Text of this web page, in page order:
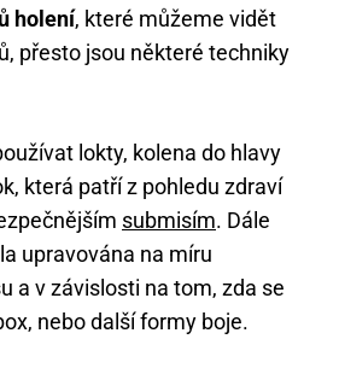
holení, které můžeme vidět
přesto jsou některé techniky
lokty, kolena do hlavy
která patří z pohledu zdraví
submisím. Dále
upravována na míru
a v závislosti na tom, zda se
nebo další formy boje.